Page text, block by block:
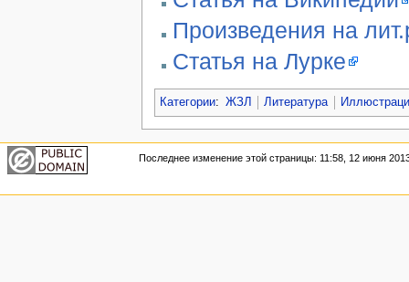
Произведения на
Статья на Лурке
Категории: ЖЗЛ Литература
Последнее изменение этой страницы: 11:58, 12 июня